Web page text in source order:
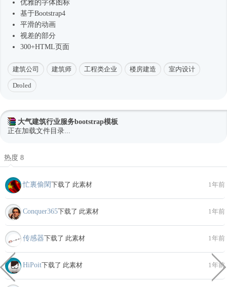
优雅的字体图标
基于Bootstrap4
平滑的动画
视差的部分
300+HTML页面
建筑公司 建筑师 工程类企业 楼房建造 室内设计
Droled
大气建筑行业服务bootstrap模板
正在加载文件目录...
热度 8
忙裏偷閑下载了 此素材 1年前
Conquer365下载了 此素材 1年前
传感器下载了 此素材 1年前
HiPoit下载了 此素材 1年前